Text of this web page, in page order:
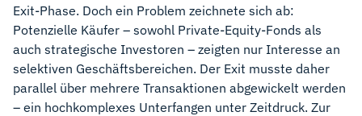
Exit-Phase. Doch ein Problem zeichnete sich ab:
Potenzielle Käufer – sowohl Private-Equity-Fonds als
auch strategische Investoren – zeigten nur Interesse an
selektiven Geschäftsbereichen. Der Exit musste daher
parallel über mehrere Transaktionen abgewickelt werden
– ein hochkomplexes Unterfangen unter Zeitdruck. Zur